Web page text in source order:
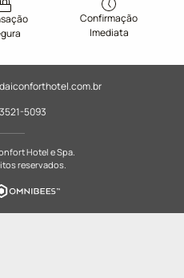
Confirmação
Imediata
5093
Hotel e Spa.
reservados.